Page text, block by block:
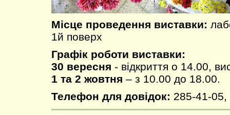
Місце проведення виставки:
1й поверх
Графік роботи виставки:
30 вересня - відкриття о 14.00,
1 та 2 жовтня – з 10.00 до 18.00.
Телефон для довідок: 285-41-